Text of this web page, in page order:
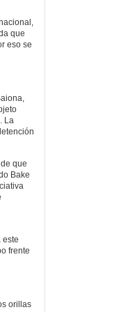
que
eso se
La
que
Bake
este
frente
orillas